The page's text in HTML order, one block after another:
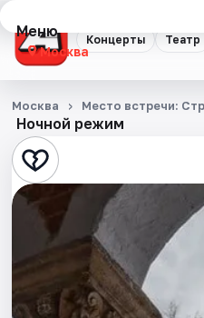
Концерты Театр
Меню
Москва
Концерты
Театр
Стендап
Выставки
Квесты
Экскурсии
Ночной режим
Москва Место встречи: